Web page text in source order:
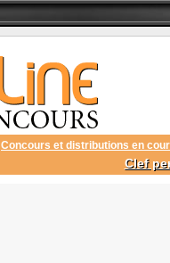
Concours et distributions en
Clef